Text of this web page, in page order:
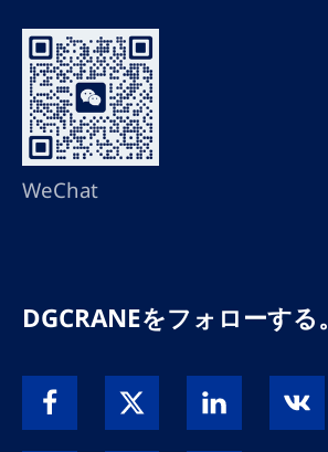
WeChat
DGCRANEをフォローする。